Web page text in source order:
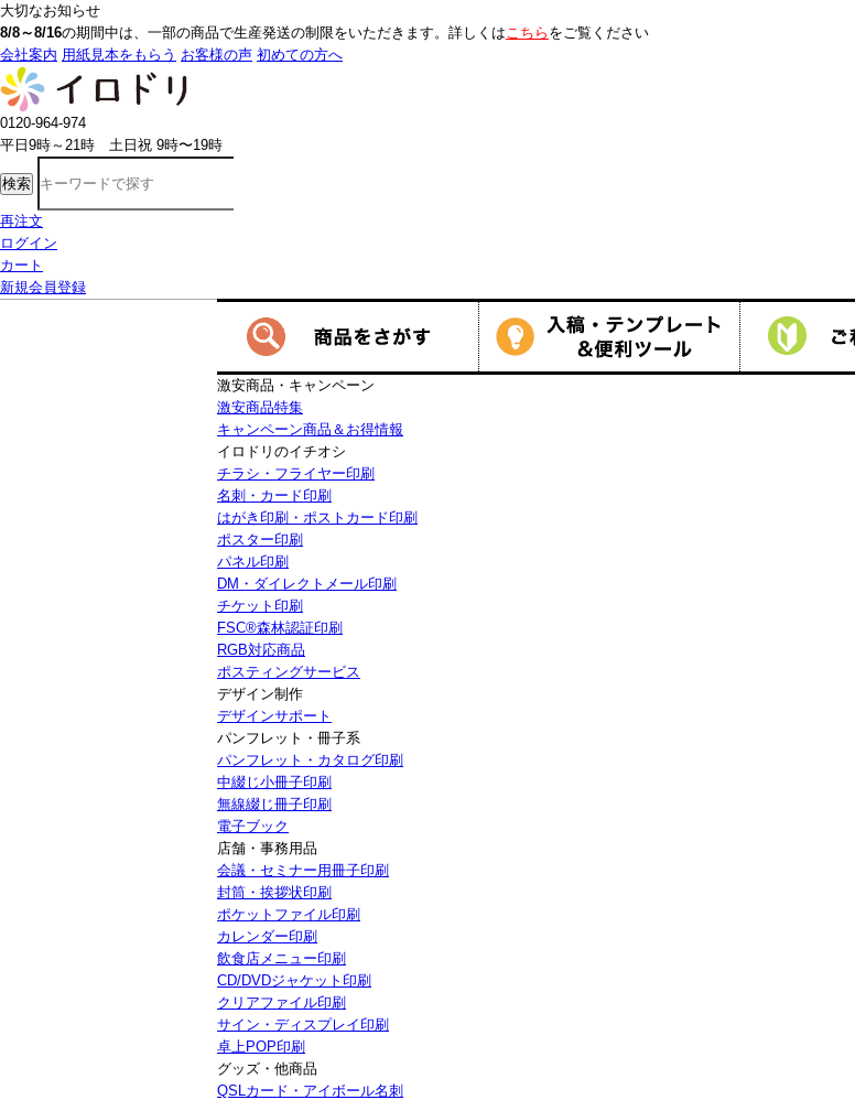
大切なお知らせ
8/8～8/16の期間中は、一部の商品で生産発送の制限をいただきます。詳しくはこちら をご覧ください
会社案内 用紙見本をもらう お客様の声 初めての方へ
0120-964-974
平日9時～21時 土日祝 9時〜19時
検索
再注文
ログイン
カート
新規会員登録
激安商品・キャンペーン
激安商品特集
キャンペーン商品＆お得情報
イロドリのイチオシ
チラシ・フライヤー印刷
名刺・カード印刷
はがき印刷・ポストカード印刷
ポスター印刷
パネル印刷
DM・ダイレクトメール印刷
チケット印刷
FSC®森林認証印刷
RGB対応商品
ポスティングサービス
デザイン制作
デザインサポート
パンフレット・冊子系
パンフレット・カタログ印刷
中綴じ小冊子印刷
無線綴じ冊子印刷
電子ブック
店舗・事務用品
会議・セミナー用冊子印刷
封筒・挨拶状印刷
ポケットファイル印刷
カレンダー印刷
飲食店メニュー印刷
CD/DVDジャケット印刷
クリアファイル印刷
サイン・ディスプレイ印刷
卓上POP印刷
グッズ・他商品
QSLカード・アイボール名刺